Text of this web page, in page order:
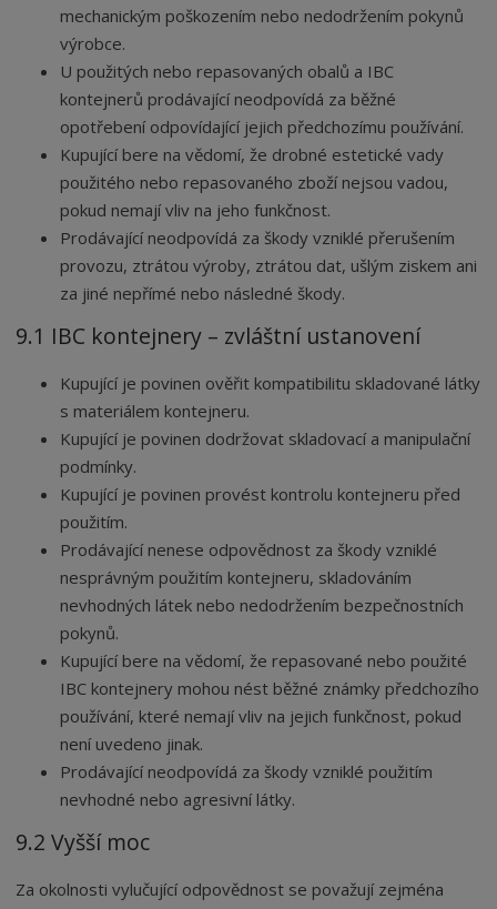
mechanickým poškozením nebo nedodržením pokynů
výrobce.
U použitých nebo repasovaných obalů a IBC
kontejnerů prodávající neodpovídá za běžné
opotřebení odpovídající jejich předchozímu používání.
Kupující bere na vědomí, že drobné estetické vady
použitého nebo repasovaného zboží nejsou vadou,
pokud nemají vliv na jeho funkčnost.
Prodávající neodpovídá za škody vzniklé přerušením
provozu, ztrátou výroby, ztrátou dat, ušlým ziskem ani
za jiné nepřímé nebo následné škody.
9.1 IBC kontejnery – zvláštní ustanovení
Kupující je povinen ověřit kompatibilitu skladované látky
s materiálem kontejneru.
Kupující je povinen dodržovat skladovací a manipulační
podmínky.
Kupující je povinen provést kontrolu kontejneru před
použitím.
Prodávající nenese odpovědnost za škody vzniklé
nesprávným použitím kontejneru, skladováním
nevhodných látek nebo nedodržením bezpečnostních
pokynů.
Kupující bere na vědomí, že repasované nebo použité
IBC kontejnery mohou nést běžné známky předchozího
používání, které nemají vliv na jejich funkčnost, pokud
není uvedeno jinak.
Prodávající neodpovídá za škody vzniklé použitím
nevhodné nebo agresivní látky.
9.2 Vyšší moc
Za okolnosti vylučující odpovědnost se považují zejména